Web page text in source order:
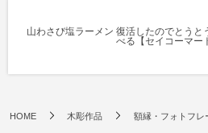
山わさび塩ラーメン 復活したのでとうと
べる【セイコーマー
HOME 木彫作品 額縁・フォトフレ